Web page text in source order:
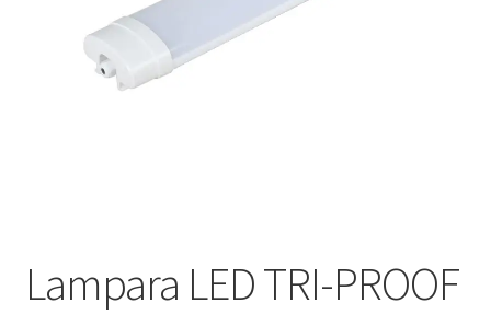
Nosotros
Política de devoluciones y reembolsos
Lampara LED TRI-PROOF